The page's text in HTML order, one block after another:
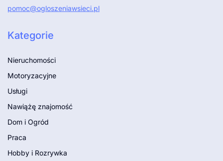
pomoc@ogloszeniawsieci.pl
Kategorie
Nieruchomości
Motoryzacyjne
Usługi
Nawiążę znajomość
Dom i Ogród
Praca
Hobby i Rozrywka